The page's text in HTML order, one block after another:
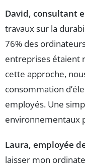
David, consultant
travaux sur la
76% des
entreprises étaient
cette approche,
consommation
employés. Une
environnementaux
Laura, employée
laisser mon